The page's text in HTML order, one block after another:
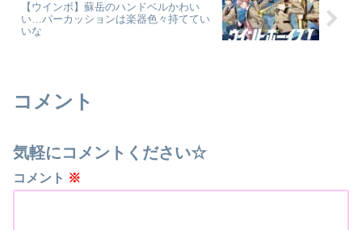
【ウインボ】蘇岳のハンドベルかわい
い…パーカッションは楽器色々持ててい
いな
コメント
気軽にコメントください☆
コメント ※